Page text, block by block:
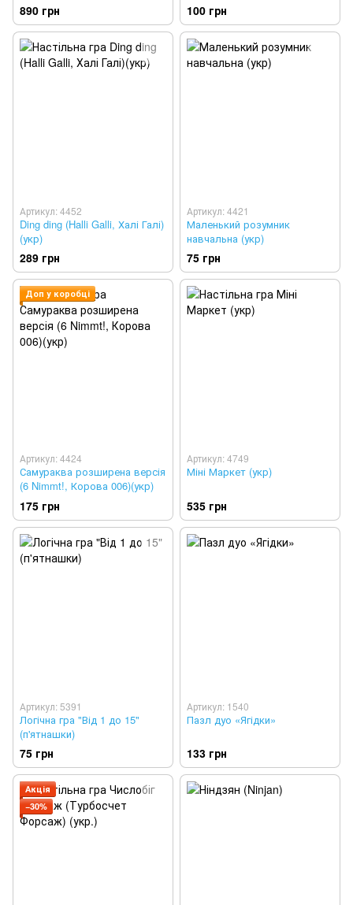
890 грн 100 грн
Артикул: 4452
Ding ding (Halli Galli, Халі Галі)
(укр)
289 грн
Артикул: 4421
Маленький розумник
навчальна (укр)
75 грн
Доп у коробці
Артикул: 4424
Самураква розширена версія
(6 Nimmt!, Корова 006)(укр)
175 грн
Артикул: 4749
Міні Маркет (укр)
535 грн
Артикул: 5391
Логічна гра "Від 1 до 15"
(п'ятнашки)
75 грн
Артикул: 1540
Пазл дуо «Ягідки»
133 грн
Акція
−30%